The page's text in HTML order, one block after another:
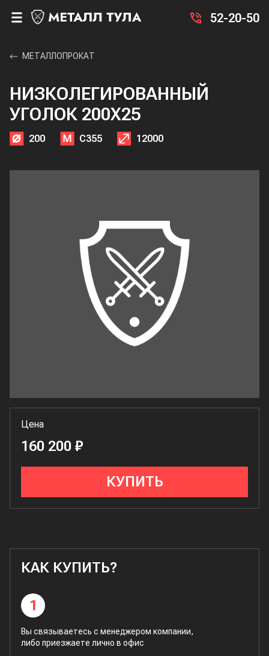
52-20-50
МЕТАЛЛОПРОКАТ
НИЗКОЛЕГИРОВАННЫЙ
УГОЛОК 200X25
200 С355 12000
Цена
160 200 ₽
КУПИТЬ
КАК КУПИТЬ?
1
Вы связываетесь с менеджером компании,
либо приезжаете лично в офис